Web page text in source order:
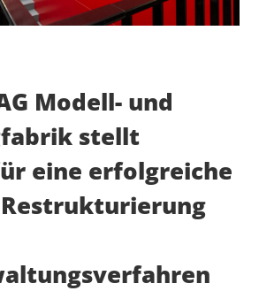
Modell- und
stellt
eine erfolgreiche